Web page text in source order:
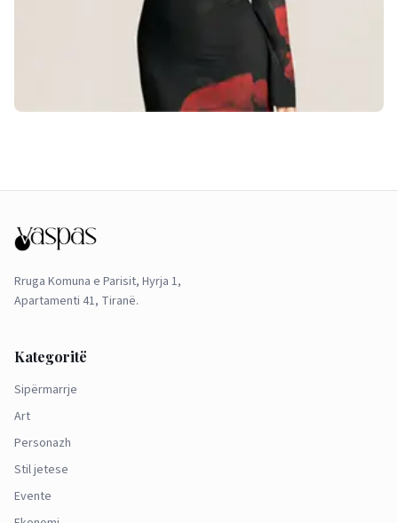
Rruga Komuna e Parisit, Hyrja 1,
Apartamenti 41, Tiranë.
Kategoritë
Sipërmarrje
Art
Personazh
Stil jetese
Evente